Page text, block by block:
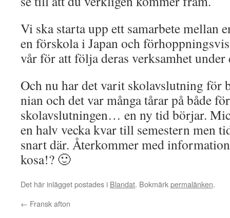
Vi ska starta upp ett samarbete mellan
en förskola i Japan och
vår för att följa deras verksamhet under
Och nu har det varit skolavslutning för
nian och det var många tårar på både
skolavslutningen… en ny tid börjar.
en halv vecka kvar till semestern men
snart där. Återkommer med
kosa!? 🙂
Det här inlägget postades i Blandat. Bokmärkpermalänken.
← Fransk afton